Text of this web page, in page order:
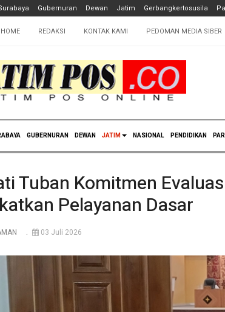
Gubernuran Dewan Jatim Gerbangkertosusila
HOME REDAKSI KONTAK KAMI PEDOMAN MEDIA SIBER
GUBERNURAN DEWAN JATIM NASIONAL PENDIDIKAN
Tuban Komitmen
Pelayanan Dasar
03 Juli 2026